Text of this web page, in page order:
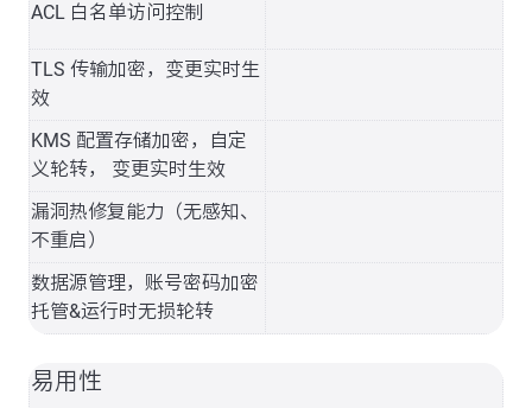
ACL 白名单访问控制
TLS 传输加密，变更实时生
效
KMS 配置存储加密，自定
义轮转， 变更实时生效
漏洞热修复能力（无感知、
不重启）
数据源管理，账号密码加密
托管&运行时无损轮转
易用性